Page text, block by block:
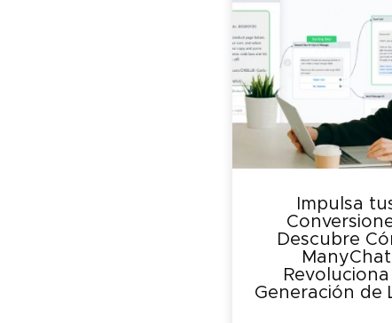
Impulsa
Descubre
ManyChat
Revoluciona
Generación de